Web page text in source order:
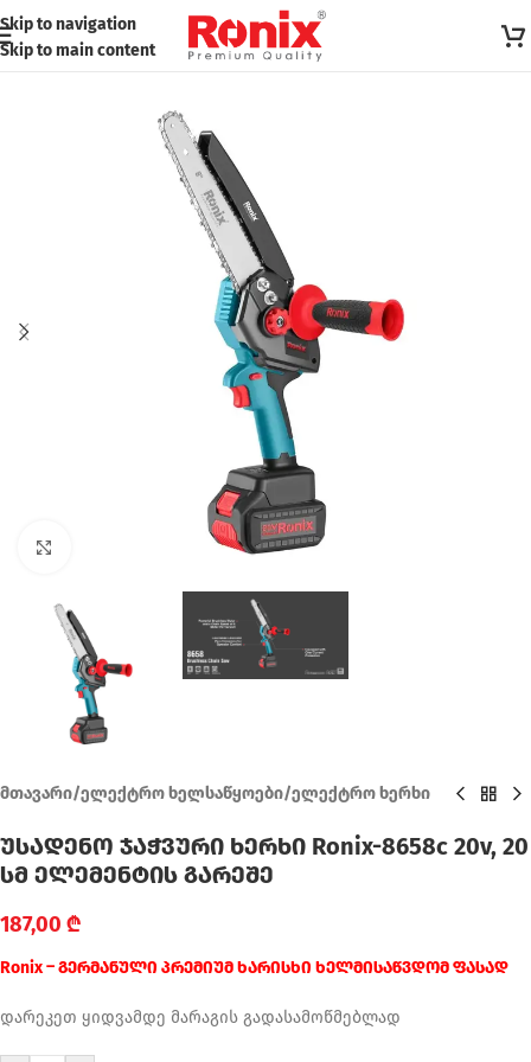
Skip to navigation
Skip to main content
მთავარი/ელექტრო ხელსაწყოები/ელექტრო ხერხი
უსადენო ჯაჭვური ხერხი Ronix-8658c 20v, 20
სმ ელემენტის გარეშე
187,00 ₾
Ronix – გერმანული პრემიუმ ხარისხი ხელმისაწვდომ ფასად
დარეკეთ ყიდვამდე მარაგის გადასამოწმებლად